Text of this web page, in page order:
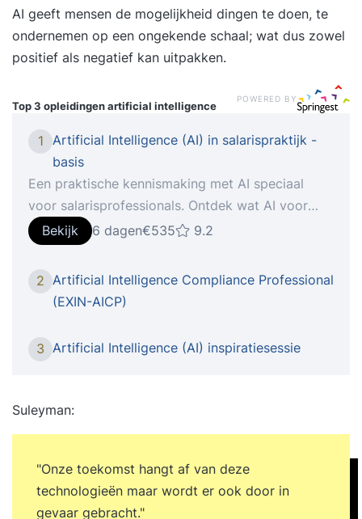
AI geeft mensen de mogelijkheid dingen te doen, te
ondernemen op een ongekende schaal; wat dus zowel
positief als negatief kan uitpakken.
Top 3 opleidingenartificial intelligence
POWERED BY
1
Artificial Intelligence (AI) in salarispraktijk -
basis
Een praktische kennismaking met AI speciaal
voor salarisprofessionals. Ontdek wat AI voor
jouw werk kan betekenen. Een praktische
kennismaking voor salarisprofessionals In deze
training maak je op een toegankelijke en
praktijkgerichte manier kennis met de wereld van
kun jíj ermee in de salarispraktijk? Wat leer je?
hoe is de ontwikkeling geweest en wat zijn de
belangrijkste principes? Actuele AI-tools – welke
letten (zoals bias, databeveiliging en ethiek)?
Prompten – hoe formuleer je effectieve
opdrachten voor AI-tools voor betrouwbare en
Bekijk 6 dagen€535 9.2
2 Artificial Intelligence Compliance Professional
(EXIN-AICP)
3 Artificial Intelligence (AI) inspiratiesessie
Suleyman:
"Onze toekomst hangt af van deze
technologieën maar wordt er ook door in
gevaar gebracht."